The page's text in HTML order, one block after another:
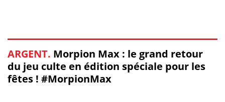
ARGENT. Morpion Max : le grand retour
du jeu culte en édition spéciale pour les
fêtes ! #MorpionMax